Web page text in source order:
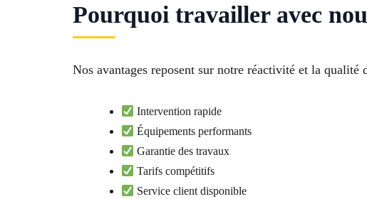
Pourquoi travailler avec
Nos avantages reposent sur notre réactivité et la
Intervention rapide
Équipements performants
Garantie des travaux
Tarifs compétitifs
Service client disponible